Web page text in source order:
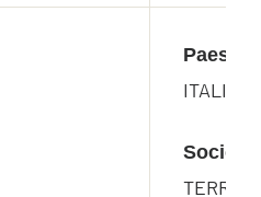
Paese
ITALIA
Società